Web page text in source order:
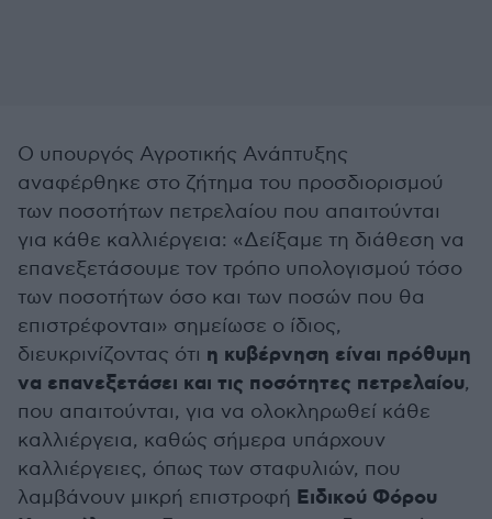
Ο υπουργός Αγροτικής Ανάπτυξης
αναφέρθηκε στο ζήτημα του προσδιορισμού
των ποσοτήτων πετρελαίου που απαιτούνται
για κάθε καλλιέργεια: «Δείξαμε τη διάθεση να
επανεξετάσουμε τον τρόπο υπολογισμού τόσο
των ποσοτήτων όσο και των ποσών που θα
επιστρέφονται» σημείωσε ο ίδιος,
διευκρινίζοντας ότι η κυβέρνηση είναι πρόθυμη
να επανεξετάσει και τις ποσότητες πετρελαίου,
που απαιτούνται, για να ολοκληρωθεί κάθε
καλλιέργεια, καθώς σήμερα υπάρχουν
καλλιέργειες, όπως των σταφυλιών, που
λαμβάνουν μικρή επιστροφή Ειδικού Φόρου